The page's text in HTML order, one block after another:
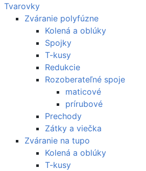
Tvarovky
Zváranie polyfúzne
Kolená a oblúky
Spojky
T-kusy
Redukcie
Rozoberateľné spoje
maticové
prírubové
Prechody
Zátky a viečka
Zváranie na tupo
Kolená a oblúky
T-kusy